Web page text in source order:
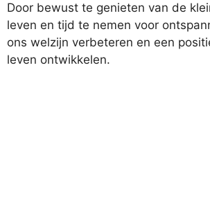
Door bewust te genieten van de
leven en tijd te nemen voor
ons welzijn verbeteren en een
leven ontwikkelen.